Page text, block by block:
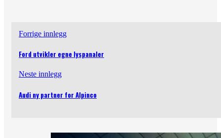
Forrige innlegg
Ford utvikler egne lyspanaler
Neste innlegg
Audi ny partner for Alpinco